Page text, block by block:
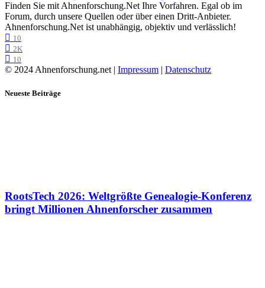
Finden Sie mit Ahnenforschung.Net Ihre Vorfahren. Egal ob im
Forum, durch unsere Quellen oder über einen Dritt-Anbieter.
Ahnenforschung.Net ist unabhängig, objektiv und verlässlich!
10
2K
10
© 2024 Ahnenforschung.net | Impressum Datenschutz
Neueste Beiträge
RootsTech 2026: Weltgrößte Genealogie-Konferenz
bringt Millionen Ahnenforscher zusammen